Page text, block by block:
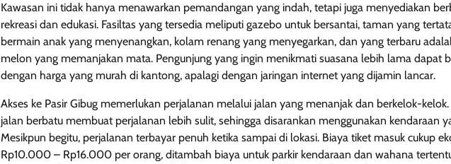
Kawasan ini tidak hanya menawarkan pemandangan yang indah, tetapi juga menyediakan
rekreasi dan edukasi. Fasiltas yang tersedia meliputi gazebo untuk bersantai, taman yang
bermain anak yang menyenangkan, kolam renang yang menyegarkan, dan yang terbaru
melon yang memanjakan mata. Pengunjung yang ingin menikmati suasana lebih lama dapat
dengan harga yang murah di kantong, apalagi dengan jaringan internet yang dijamin lancar.
Akses ke Pasir Gibug memerlukan perjalanan melalui jalan yang menanjak dan berkelok-
jalan berbatu membuat perjalanan lebih sulit, sehingga disarankan menggunakan kendaraan
Mesikpun begitu, perjalanan terbayar penuh ketika sampai di lokasi. Biaya tiket masuk cukup
Rp10.000 – Rp16.000 per orang, ditambah biaya untuk parkir kendaraan dan wahana